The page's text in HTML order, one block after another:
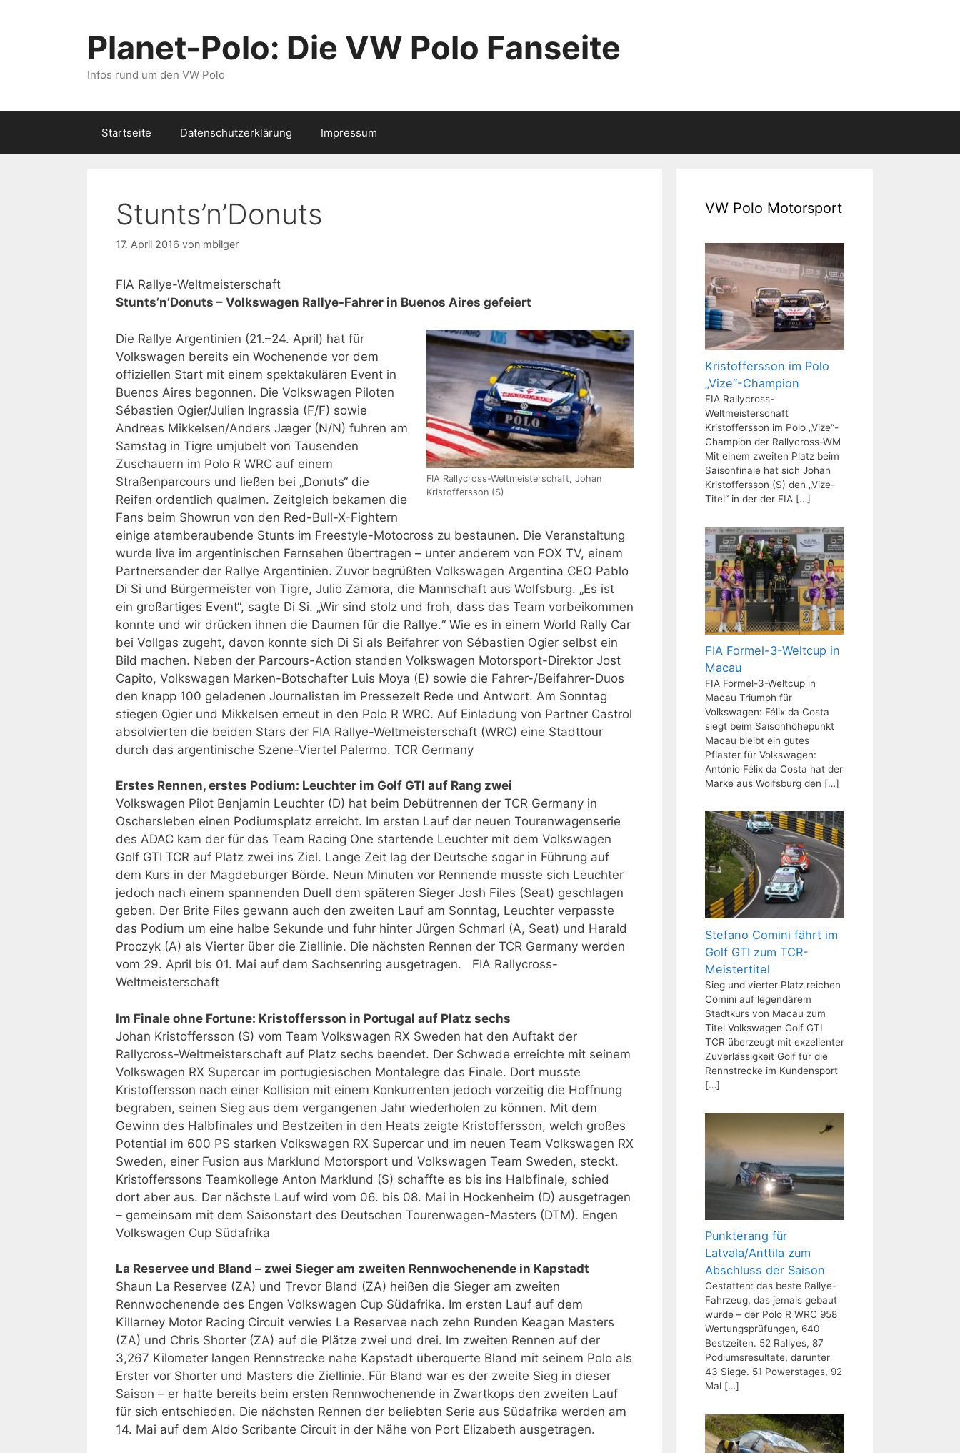
Planet-Polo: Die VW Polo Fanseite
Infos rund um den VW Polo
Startseite Datenschutzerklärung Impressum
Stunts’n’Donuts
17. April 2016 von mbilger
FIA Rallye-Weltmeisterschaft
Stunts’n’Donuts – Volkswagen Rallye-Fahrer in Buenos Aires gefeiert
FIA Rallycross-Weltmeisterschaft, Johan
Kristoffersson (S)
Die Rallye Argentinien (21.–24. April) hat für
Volkswagen bereits ein Wochenende vor dem
offiziellen Start mit einem spektakulären Event in
Buenos Aires begonnen. Die Volkswagen Piloten
Sébastien Ogier/Julien Ingrassia (F/F) sowie
Andreas Mikkelsen/Anders Jæger (N/N) fuhren am
Samstag in Tigre umjubelt von Tausenden
Zuschauern im Polo R WRC auf einem
Straßenparcours und ließen bei „Donuts“ die
Reifen ordentlich qualmen. Zeitgleich bekamen die
Fans beim Showrun von den Red-Bull-X-Fightern
einige atemberaubende Stunts im Freestyle-Motocross zu bestaunen. Die Veranstaltung
wurde live im argentinischen Fernsehen übertragen – unter anderem von FOX TV, einem
Partnersender der Rallye Argentinien. Zuvor begrüßten Volkswagen Argentina CEO Pablo
Di Si und Bürgermeister von Tigre, Julio Zamora, die Mannschaft aus Wolfsburg. „Es ist
ein großartiges Event“, sagte Di Si. „Wir sind stolz und froh, dass das Team vorbeikommen
konnte und wir drücken ihnen die Daumen für die Rallye.“ Wie es in einem World Rally Car
bei Vollgas zugeht, davon konnte sich Di Si als Beifahrer von Sébastien Ogier selbst ein
Bild machen. Neben der Parcours-Action standen Volkswagen Motorsport-Direktor Jost
Capito, Volkswagen Marken-Botschafter Luis Moya (E) sowie die Fahrer-/Beifahrer-Duos
den knapp 100 geladenen Journalisten im Pressezelt Rede und Antwort. Am Sonntag
stiegen Ogier und Mikkelsen erneut in den Polo R WRC. Auf Einladung von Partner Castrol
absolvierten die beiden Stars der FIA Rallye-Weltmeisterschaft (WRC) eine Stadttour
durch das argentinische Szene-Viertel Palermo. TCR Germany
Erstes Rennen, erstes Podium: Leuchter im Golf GTI auf Rang zwei
Volkswagen Pilot Benjamin Leuchter (D) hat beim Debütrennen der TCR Germany in
Oschersleben einen Podiumsplatz erreicht. Im ersten Lauf der neuen Tourenwagenserie
des ADAC kam der für das Team Racing One startende Leuchter mit dem Volkswagen
Golf GTI TCR auf Platz zwei ins Ziel. Lange Zeit lag der Deutsche sogar in Führung auf
dem Kurs in der Magdeburger Börde. Neun Minuten vor Rennende musste sich Leuchter
jedoch nach einem spannenden Duell dem späteren Sieger Josh Files (Seat) geschlagen
geben. Der Brite Files gewann auch den zweiten Lauf am Sonntag, Leuchter verpasste
das Podium um eine halbe Sekunde und fuhr hinter Jürgen Schmarl (A, Seat) und Harald
Proczyk (A) als Vierter über die Ziellinie. Die nächsten Rennen der TCR Germany werden
vom 29. April bis 01. Mai auf dem Sachsenring ausgetragen. FIA Rallycross-
Weltmeisterschaft
Im Finale ohne Fortune: Kristoffersson in Portugal auf Platz sechs
Johan Kristoffersson (S) vom Team Volkswagen RX Sweden hat den Auftakt der
Rallycross-Weltmeisterschaft auf Platz sechs beendet. Der Schwede erreichte mit seinem
Volkswagen RX Supercar im portugiesischen Montalegre das Finale. Dort musste
Kristoffersson nach einer Kollision mit einem Konkurrenten jedoch vorzeitig die Hoffnung
begraben, seinen Sieg aus dem vergangenen Jahr wiederholen zu können. Mit dem
Gewinn des Halbfinales und Bestzeiten in den Heats zeigte Kristoffersson, welch großes
Potential im 600 PS starken Volkswagen RX Supercar und im neuen Team Volkswagen RX
Sweden, einer Fusion aus Marklund Motorsport und Volkswagen Team Sweden, steckt.
Kristofferssons Teamkollege Anton Marklund (S) schaffte es bis ins Halbfinale, schied
dort aber aus. Der nächste Lauf wird vom 06. bis 08. Mai in Hockenheim (D) ausgetragen
– gemeinsam mit dem Saisonstart des Deutschen Tourenwagen-Masters (DTM). Engen
Volkswagen Cup Südafrika
La Reservee und Bland – zwei Sieger am zweiten Rennwochenende in Kapstadt
Shaun La Reservee (ZA) und Trevor Bland (ZA) heißen die Sieger am zweiten
Rennwochenende des Engen Volkswagen Cup Südafrika. Im ersten Lauf auf dem
Killarney Motor Racing Circuit verwies La Reservee nach zehn Runden Keagan Masters
(ZA) und Chris Shorter (ZA) auf die Plätze zwei und drei. Im zweiten Rennen auf der
3,267 Kilometer langen Rennstrecke nahe Kapstadt überquerte Bland mit seinem Polo als
Erster vor Shorter und Masters die Ziellinie. Für Bland war es der zweite Sieg in dieser
Saison – er hatte bereits beim ersten Rennwochenende in Zwartkops den zweiten Lauf
für sich entschieden. Die nächsten Rennen der beliebten Serie aus Südafrika werden am
14. Mai auf dem Aldo Scribante Circuit in der Nähe von Port Elizabeth ausgetragen.
VW Polo Motorsport
Kristoffersson im Polo
„Vize“-Champion
FIA Rallycross-
Weltmeisterschaft
Kristoffersson im Polo „Vize“-
Champion der Rallycross-WM
Mit einem zweiten Platz beim
Saisonfinale hat sich Johan
Kristoffersson (S) den „Vize-
Titel“ in der der FIA […]
FIA Formel-3-Weltcup in
Macau
FIA Formel-3-Weltcup in
Macau Triumph für
Volkswagen: Félix da Costa
siegt beim Saisonhöhepunkt
Macau bleibt ein gutes
Pflaster für Volkswagen:
António Félix da Costa hat der
Marke aus Wolfsburg den […]
Stefano Comini fährt im
Golf GTI zum TCR-
Meistertitel
Sieg und vierter Platz reichen
Comini auf legendärem
Stadtkurs von Macau zum
Titel Volkswagen Golf GTI
TCR überzeugt mit exzellenter
Zuverlässigkeit Golf für die
Rennstrecke im Kundensport
[…]
Punkterang für
Latvala/Anttila zum
Abschluss der Saison
Gestatten: das beste Rallye-
Fahrzeug, das jemals gebaut
wurde – der Polo R WRC 958
Wertungsprüfungen, 640
Bestzeiten. 52 Rallyes, 87
Podiumsresultate, darunter
43 Siege. 51 Powerstages, 92
Mal […]